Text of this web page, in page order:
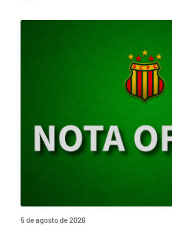
5 de agosto de 2026